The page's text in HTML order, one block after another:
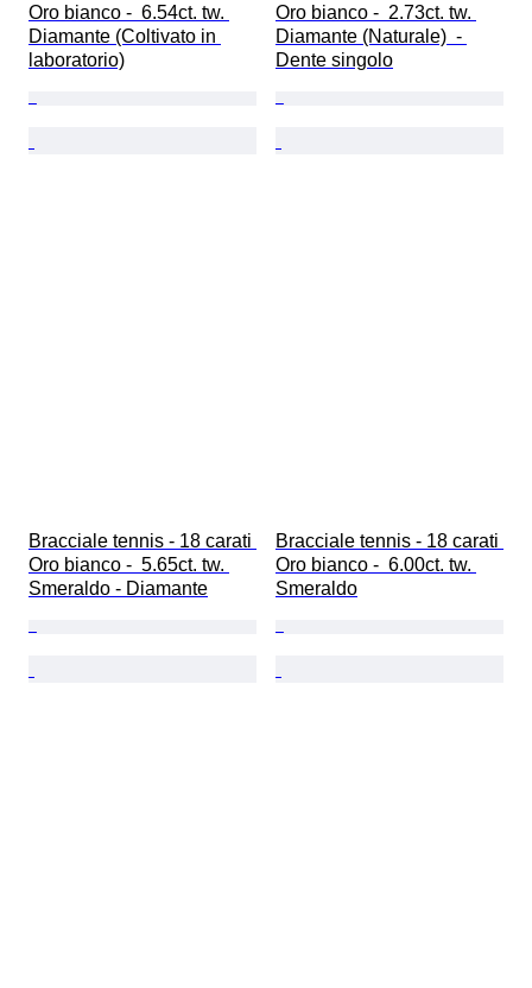
Oro bianco -  6.54ct. tw.
Diamante (Coltivato in
laboratorio)
Oro bianco -  2.73ct. tw.
Diamante (Naturale)  -
Dente singolo
Bracciale tennis - 18 carati
Oro bianco -  5.65ct. tw.
Smeraldo - Diamante
Bracciale tennis - 18 carati
Oro bianco -  6.00ct. tw.
Smeraldo